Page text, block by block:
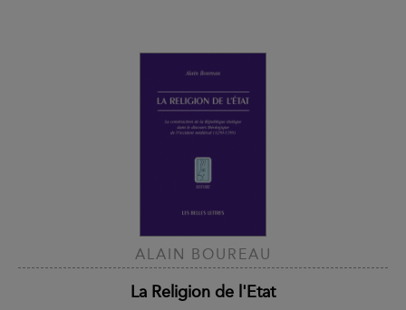
ALAIN BOUREAU
La Religion de l'Etat